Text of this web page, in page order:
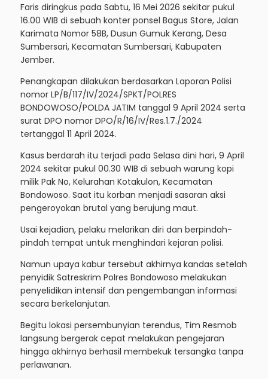
Faris diringkus pada Sabtu, 16 Mei 2026 sekitar pukul
16.00 WIB di sebuah konter ponsel Bagus Store, Jalan
Karimata Nomor 58B, Dusun Gumuk Kerang, Desa
Sumbersari, Kecamatan Sumbersari, Kabupaten
Jember.
Penangkapan dilakukan berdasarkan Laporan Polisi
nomor LP/B/117/IV/2024/SPKT/POLRES
BONDOWOSO/POLDA JATIM tanggal 9 April 2024 serta
surat DPO nomor DPO/R/16/IV/Res.1.7./2024
tertanggal 11 April 2024.
Kasus berdarah itu terjadi pada Selasa dini hari, 9 April
2024 sekitar pukul 00.30 WIB di sebuah warung kopi
milik Pak No, Kelurahan Kotakulon, Kecamatan
Bondowoso. Saat itu korban menjadi sasaran aksi
pengeroyokan brutal yang berujung maut.
Usai kejadian, pelaku melarikan diri dan berpindah-
pindah tempat untuk menghindari kejaran polisi.
Namun upaya kabur tersebut akhirnya kandas setelah
penyidik Satreskrim Polres Bondowoso melakukan
penyelidikan intensif dan pengembangan informasi
secara berkelanjutan.
Begitu lokasi persembunyian terendus, Tim Resmob
langsung bergerak cepat melakukan pengejaran
hingga akhirnya berhasil membekuk tersangka tanpa
perlawanan.